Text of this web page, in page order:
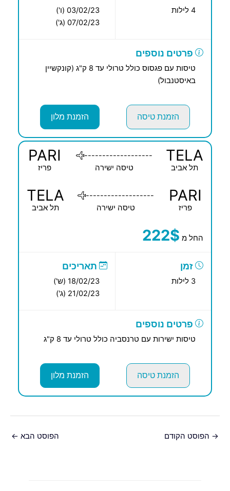
4 לילות
03/02/23 (ו')
07/02/23 (ג')
פרטים נוספים
טיסות עם פגסוס כולל טרולי עד 8 ק"ג (קונקשיין
באיסטנבול)
הזמנת טיסה הזמנת מלון
TELA
תל אביב
-------------------
טיסה ישירה
PARI
פריז
PARI
פריז
-------------------
טיסה ישירה
TELA
תל אביב
החל מ 222$
זמן
3 לילות
תאריכים
18/02/23 (ש')
21/02/23 (ג')
פרטים נוספים
טיסות ישירות עם טרנסביה כולל טרולי עד 8 ק"ג
הזמנת טיסה הזמנת מלון
→ הפוסט הקודם הפוסט הבא ←